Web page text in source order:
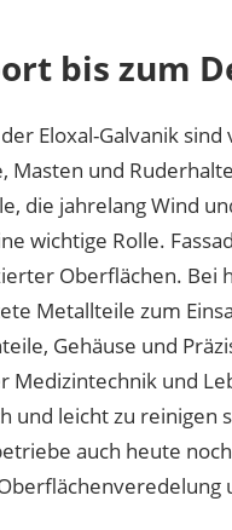
bis zum
Eloxal-Galvanik
Masten und
die jahrelang Wind
wichtige Rolle.
Oberflächen.
Metallteile zum
Gehäuse und
Medizintechnik und
und leicht zu
auch heute